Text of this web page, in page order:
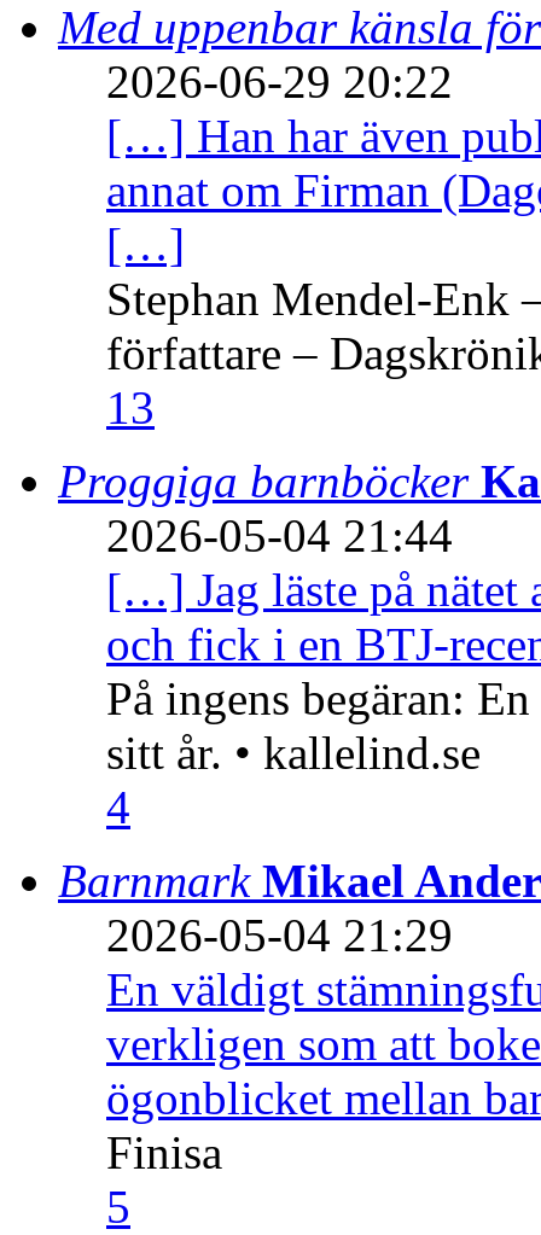
Med uppenbar känsla
2026-06-29 20:22
[…] Han har även
annat om Firman
[…]
Stephan Mendel-Enk
författare –
13
Proggiga barnböcker
2026-05-04 21:44
[…] Jag läste på nätet
och fick i en BTJ-
På ingens begäran:
sitt år. • kallelind.se
4
Barnmark Mikael
2026-05-04 21:29
En väldigt
verkligen som att
ögonblicket mellan
Finisa
5